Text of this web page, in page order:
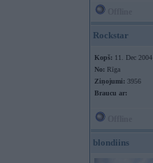
Rockstar
Kopš: 11. Dec 2004
No: Rīga
Ziņojumi: 3956
Braucu ar:
blondiins